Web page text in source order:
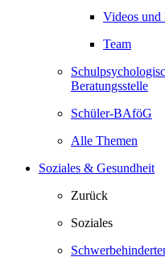
Videos
Team
Beratungsstelle
Schüler-BAföG
Alle Themen
Soziales & Gesundheit
Zurück
Soziales